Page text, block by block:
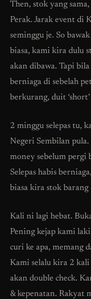
Then, stok yang
Perak. Jarak event di
seminggu je. So
biasa, kami kira dulu
akan dibawa. Tapi bila
berniaga di sebelah
berkurang, duit
2 minggu selepas tu,
Negeri Sembilan
money sebelum pergi
Selepas habis
biasa kira stok
Kali ni lagi hebat.
Pening kejap kami
curi ke apa, memang
Kami selalu kira 2 kali
akan double check.
& kepenatan. Rakyat